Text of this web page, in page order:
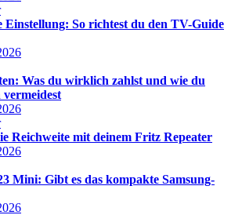
Einstellung: So richtest du den TV-Guide
Was du wirklich zahlst und wie du
Reichweite mit deinem Fritz Repeater
Mini: Gibt es das kompakte Samsung-